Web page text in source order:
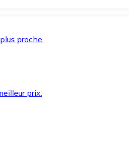
proche.
prix.